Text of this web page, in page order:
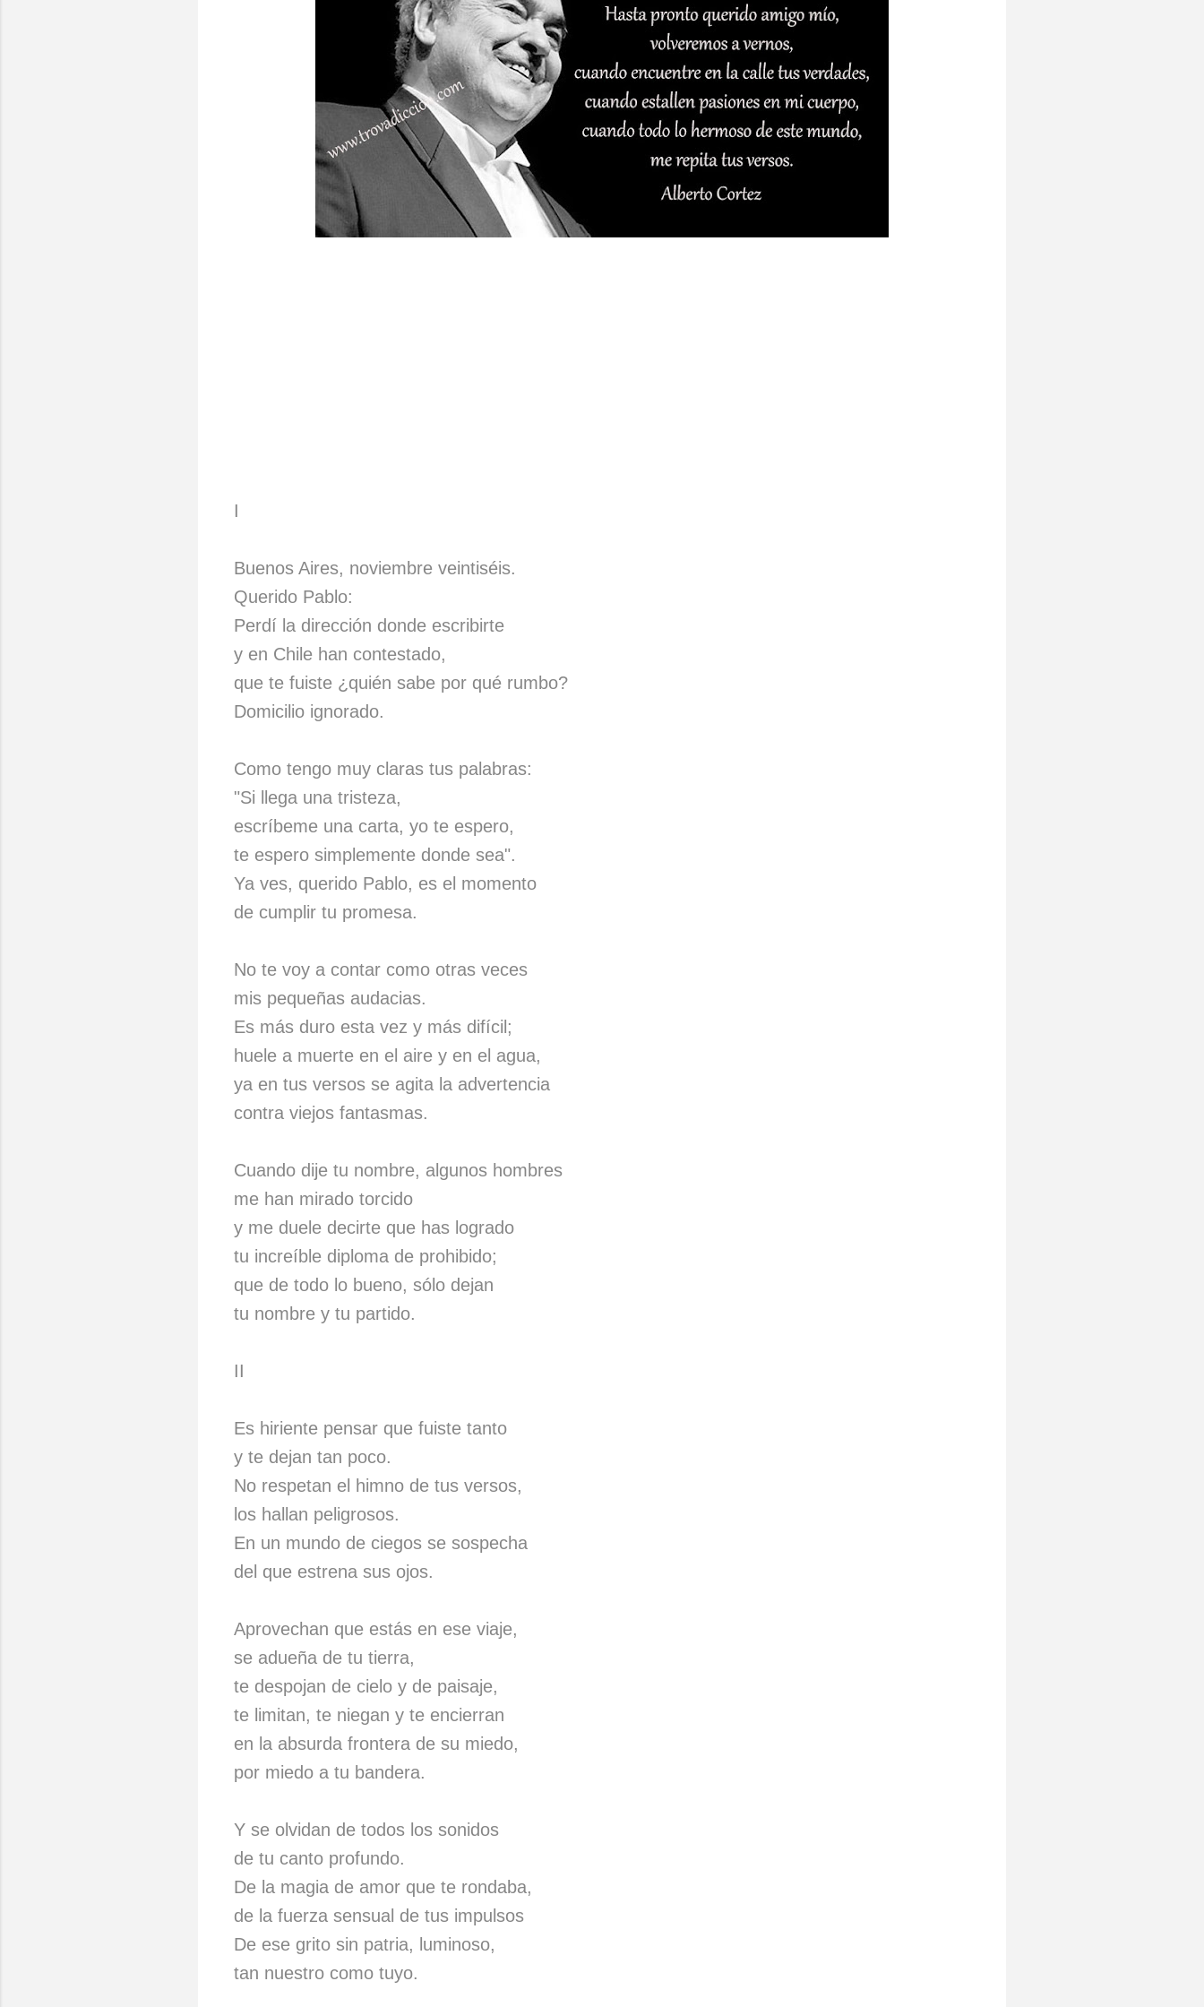
I
Buenos Aires, noviembre veintiséis.
Querido Pablo:
Perdí la dirección donde escribirte
y en Chile han contestado,
que te fuiste ¿quién sabe por qué rumbo?
Domicilio ignorado.
Como tengo muy claras tus palabras:
"Si llega una tristeza,
escríbeme una carta, yo te espero,
te espero simplemente donde sea".
Ya ves, querido Pablo, es el momento
de cumplir tu promesa.
No te voy a contar como otras veces
mis pequeñas audacias.
Es más duro esta vez y más difícil;
huele a muerte en el aire y en el agua,
ya en tus versos se agita la advertencia
contra viejos fantasmas.
Cuando dije tu nombre, algunos hombres
me han mirado torcido
y me duele decirte que has logrado
tu increíble diploma de prohibido;
que de todo lo bueno, sólo dejan
tu nombre y tu partido.
II
Es hiriente pensar que fuiste tanto
y te dejan tan poco.
No respetan el himno de tus versos,
los hallan peligrosos.
En un mundo de ciegos se sospecha
del que estrena sus ojos.
Aprovechan que estás en ese viaje,
se adueña de tu tierra,
te despojan de cielo y de paisaje,
te limitan, te niegan y te encierran
en la absurda frontera de su miedo,
por miedo a tu bandera.
Y se olvidan de todos los sonidos
de tu canto profundo.
De la magia de amor que te rondaba,
de la fuerza sensual de tus impulsos
De ese grito sin patria, luminoso,
tan nuestro como tuyo.